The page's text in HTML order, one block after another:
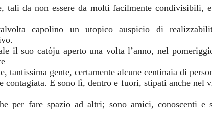
tali da non essere da molti facilmente condivisibili,
capolino un utopico auspicio di
il suo catòju aperto una volta l’anno, nel
tantissima gente, certamente alcune centinaia di
contagiata. E sono lì, dentro e fuori, stipati anche nel
per fare spazio ad altri; sono amici, conoscenti e